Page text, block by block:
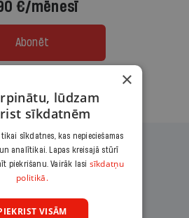
€/mēnesī
Abonēt
×
lūdzam
sīkdatnēm
sīkdatnes, kas nepieciešamas
analītikai. Lapas kreisajā stūrī
piekrišanu. Vairāk lasi sīkdatņu
politikā.
VISĀM